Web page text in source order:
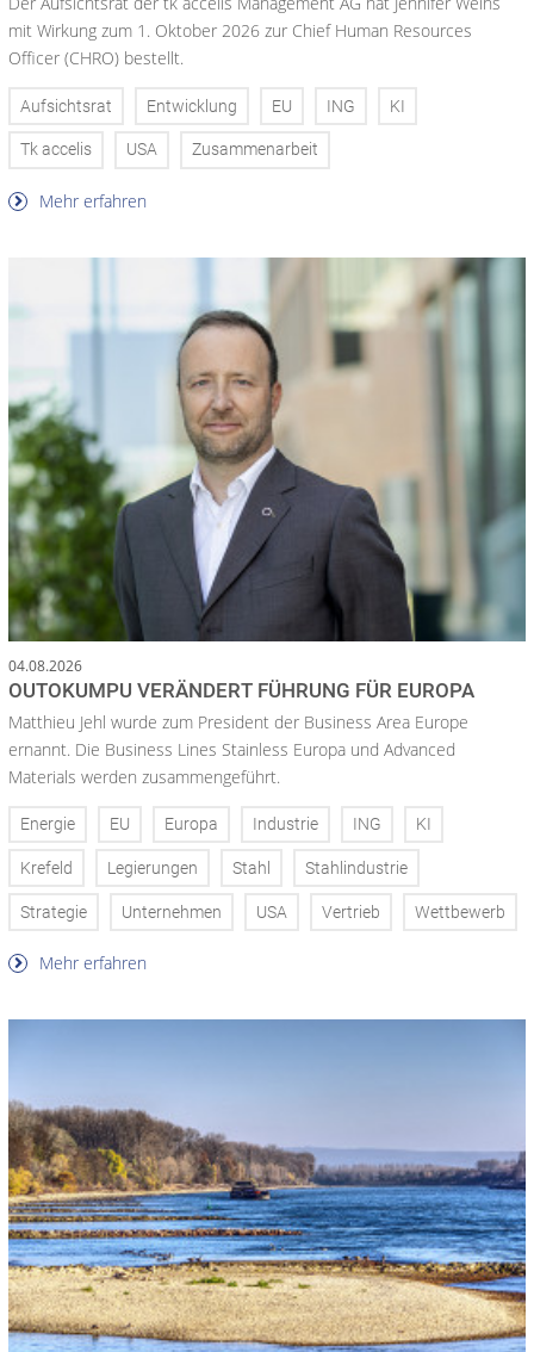
mit Wirkung zum 1. Oktober 2026 zur Chief Human Resources
Officer (CHRO) bestellt.
Aufsichtsrat Entwicklung EU ING KI
Tk accelis USA Zusammenarbeit
Mehr erfahren
04.08.2026
OUTOKUMPU VERÄNDERT FÜHRUNG FÜR EUROPA
Matthieu Jehl wurde zum President der Business Area Europe
ernannt. Die Business Lines Stainless Europa und Advanced
Materials werden zusammengeführt.
Energie EU Europa Industrie ING KI
Krefeld Legierungen Stahl Stahlindustrie
Strategie Unternehmen USA Vertrieb Wettbewerb
Mehr erfahren